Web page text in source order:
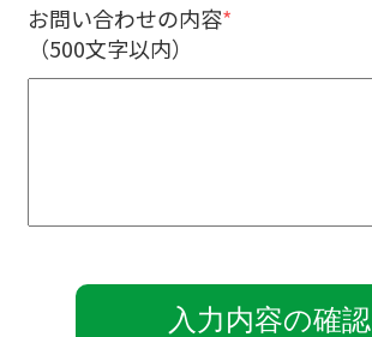
お問い合わせの内容*
（500文字以内）
入力内容の確認